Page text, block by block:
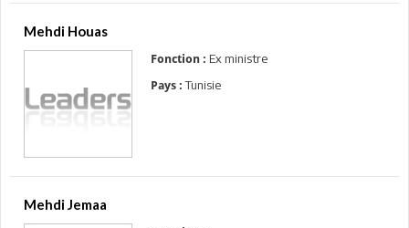
Mehdi Houas
Fonction : Ex ministre
Pays : Tunisie
Mehdi Jemaa